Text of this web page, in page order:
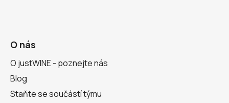
O nás
O justWINE - poznejte nás
Blog
Staňte se součástí týmu